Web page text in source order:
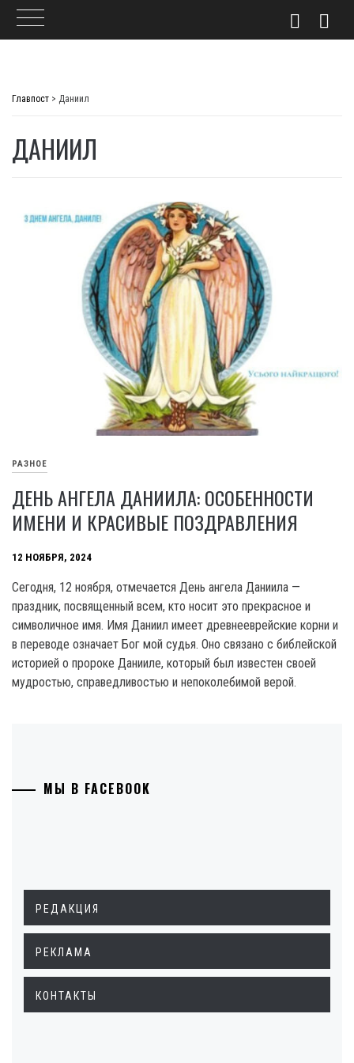
Главпост > Даниил
ДАНИИЛ
РАЗНОЕ
ДЕНЬ АНГЕЛА ДАНИИЛА: ОСОБЕННОСТИ
ИМЕНИ И КРАСИВЫЕ ПОЗДРАВЛЕНИЯ
12 НОЯБРЯ, 2024
Сегодня, 12 ноября, отмечается День ангела Даниила —
праздник, посвященный всем, кто носит это прекрасное и
символичное имя. Имя Даниил имеет древнееврейские корни и
в переводе означает Бог мой судья. Оно связано с библейской
историей о пророке Данииле, который был известен своей
мудростью, справедливостью и непоколебимой верой.
МЫ В FACEBOOK
РЕДАКЦИЯ
РЕКЛАМА
КОНТАКТЫ